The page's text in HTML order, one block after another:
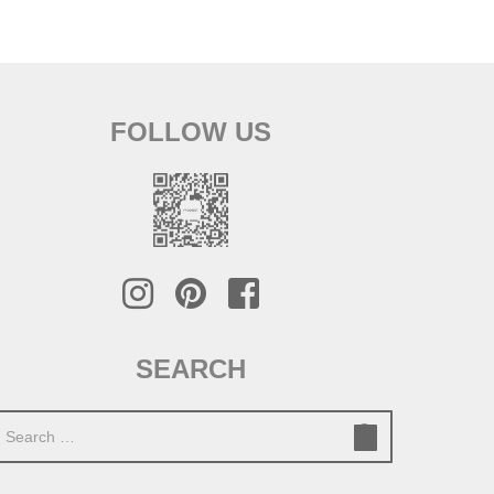
FOLLOW US
SEARCH